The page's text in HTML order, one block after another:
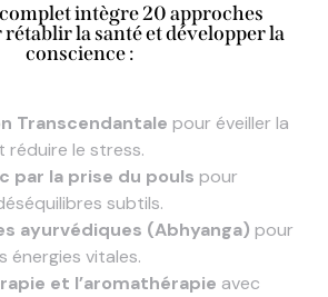
intègre 20 approches
la santé et développer la
conscience :
Transcendantale pour éveiller la
réduire le stress.
par la prise du pouls pour
subtils.
ayurvédiques (Abhyanga) pour
énergies vitales.
et l’aromathérapie avec